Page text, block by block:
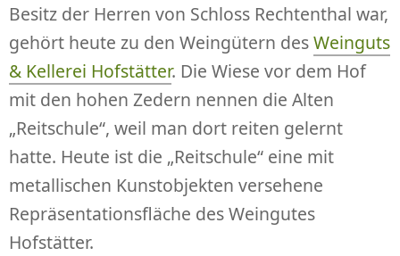
Besitz der Herren von Schloss Rechtenthal war,
gehört heute zu den Weingütern desWeinguts
& Kellerei Hofstätter. Die Wiese vor dem Hof
mit den hohen Zedern nennen die Alten
„Reitschule“, weil man dort reiten gelernt
hatte. Heute ist die „Reitschule“ eine mit
metallischen Kunstobjekten versehene
Repräsentationsfläche des Weingutes
Hofstätter.